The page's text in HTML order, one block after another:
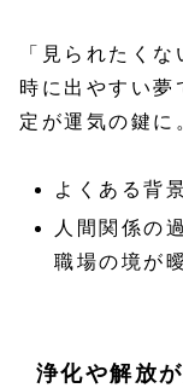
「見られたく
時に出やすい夢
定が運気の鍵に
よくある背
人間関係の
職場の境が
浄化や解放